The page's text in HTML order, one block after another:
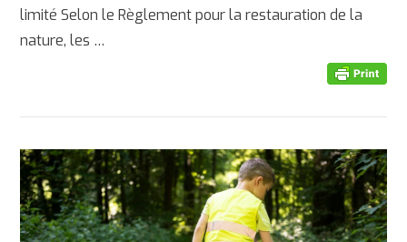
limité Selon le Règlement pour la restauration de la
nature, les …